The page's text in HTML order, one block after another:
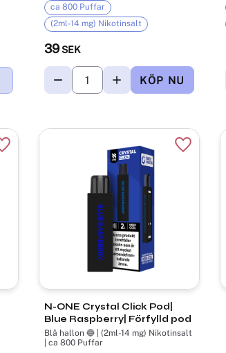
39SEK
ca 800 Puffar
(2ml-14 mg) Nikotinsalt
Lägg till i favoriter
N-ONE Crystal Click Pod|
Blue Raspberry| Förfylld pod
Blå hallon 🔵 | (2ml-14 mg) Nikotinsalt
| ca 800 Puffar
Lägg